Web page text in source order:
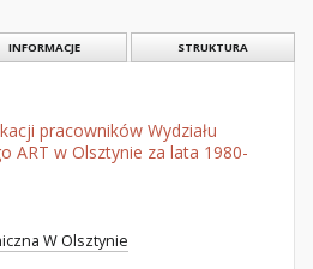
INFORMACJE STRUKTURA
pracowników Wydziału
ART w Olsztynie za lata 1980-
W Olsztynie